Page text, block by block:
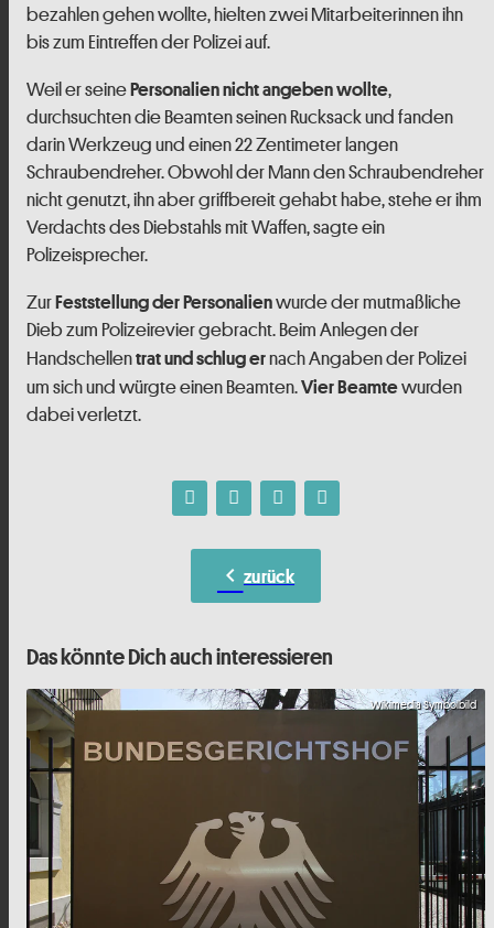
bezahlen gehen wollte, hielten zwei Mitarbeiterinnen ihn
bis zum Eintreffen der Polizei auf.
Weil er seinePersonalien nicht angeben wollte,
durchsuchten die Beamten seinen Rucksack und fanden
darin Werkzeug und einen 22 Zentimeter langen
Schraubendreher. Obwohl der Mann den Schraubendreher
nicht genutzt, ihn aber griffbereit gehabt habe, stehe er ihm
Verdachts des Diebstahls mit Waffen, sagte ein
Polizeisprecher.
ZurFeststellung der Personalienwurde der mutmaßliche
Dieb zum Polizeirevier gebracht. Beim Anlegen der
Handschellentrat und schlug ernach Angaben der Polizei
um sich und würgte einen Beamten.Vier Beamtewurden
dabei verletzt.
chevron_left zurück
Das könnte Dich auch interessieren
Wikimedia Symbolbild